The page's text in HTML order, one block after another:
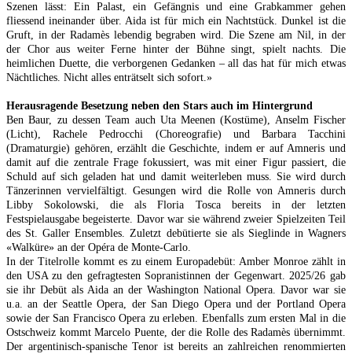
Szenen lässt: Ein Palast, ein Gefängnis und eine Grabkammer gehen
fliessend ineinander über. Aida ist für mich ein Nachtstück. Dunkel ist die
Gruft, in der Radamès lebendig begraben wird. Die Szene am Nil, in der
der Chor aus weiter Ferne hinter der Bühne singt, spielt nachts. Die
heimlichen Duette, die verborgenen Gedanken – all das hat für mich etwas
Nächtliches. Nicht alles enträtselt sich sofort.»
Herausragende Besetzung neben den Stars auch im Hintergrund
Ben Baur, zu dessen Team auch Uta Meenen (Kostüme), Anselm Fischer
(Licht), Rachele Pedrocchi (Choreografie) und Barbara Tacchini
(Dramaturgie) gehören, erzählt die Geschichte, indem er auf Amneris und
damit auf die zentrale Frage fokussiert, was mit einer Figur passiert, die
Schuld auf sich geladen hat und damit weiterleben muss. Sie wird durch
Tänzerinnen vervielfältigt. Gesungen wird die Rolle von Amneris durch
Libby Sokolowski, die als Floria Tosca bereits in der letzten
Festspielausgabe begeisterte. Davor war sie während zweier Spielzeiten Teil
des St. Galler Ensembles. Zuletzt debütierte sie als Sieglinde in Wagners
«Walküre» an der Opéra de Monte-Carlo.
In der Titelrolle kommt es zu einem Europadebüt: Amber Monroe zählt in
den USA zu den gefragtesten Sopranistinnen der Gegenwart. 2025/26 gab
sie ihr Debüt als Aida an der Washington National Opera. Davor war sie
u.a. an der Seattle Opera, der San Diego Opera und der Portland Opera
sowie der San Francisco Opera zu erleben. Ebenfalls zum ersten Mal in die
Ostschweiz kommt Marcelo Puente, der die Rolle des Radamès übernimmt.
Der argentinisch-spanische Tenor ist bereits an zahlreichen renommierten